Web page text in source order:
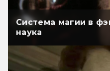
Система магии в
наука